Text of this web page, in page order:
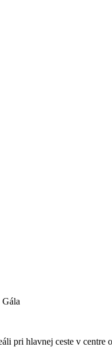
Gála
pri hlavnej ceste v centre